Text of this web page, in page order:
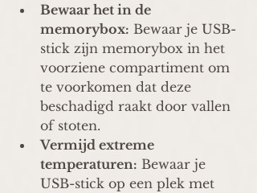
Bewaar het in de
memorybox: Bewaar je USB-
stick zijn memorybox in het
voorziene compartiment om
te voorkomen dat deze
beschadigd raakt door vallen
of stoten.
Vermijd extreme
temperaturen: Bewaar je
USB-stick op een plek met